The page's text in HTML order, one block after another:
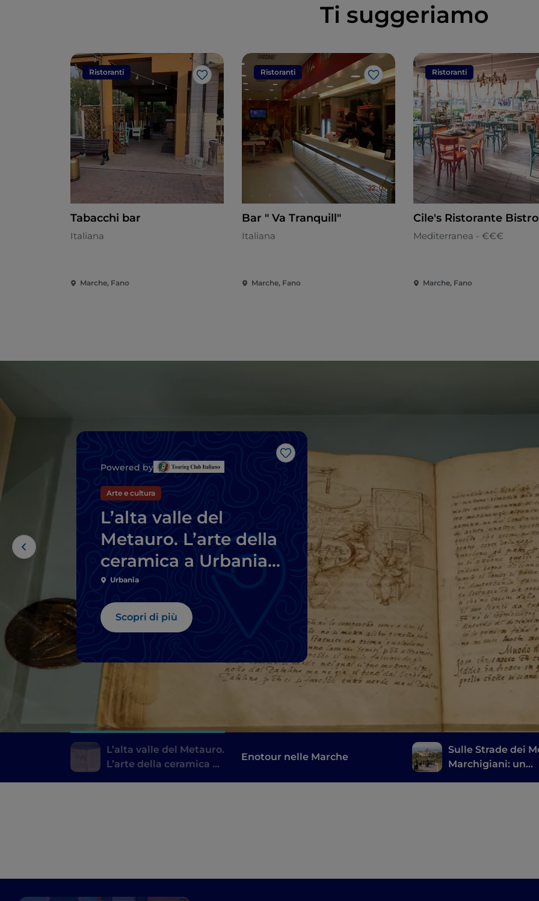
Ti suggeriamo
Ristoranti
Like
Tabacchi bar
Italiana
Marche, Fano
Ristoranti
Like
Bar " Va Tranquill"
Italiana
Marche, Fano
Ristoranti
Cile's Ristorante
Mediterranea - €€€
Marche, Fano
Like
Powered by
Arte e cultura
L’alta valle del
Metauro. L’arte della
ceramica a Urbania e
dintorni
Urbania
Scopri di più
L’alta valle del Metauro.
L’arte della ceramica a
Enotour nelle Marche
Sulle Strade dei
Marchigiani: un